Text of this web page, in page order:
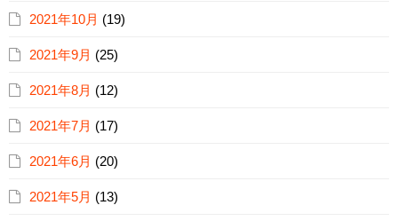
2021年10月 (19)
2021年9月 (25)
2021年8月 (12)
2021年7月 (17)
2021年6月 (20)
2021年5月 (13)